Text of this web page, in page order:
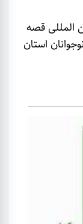
المللی قصه
استان